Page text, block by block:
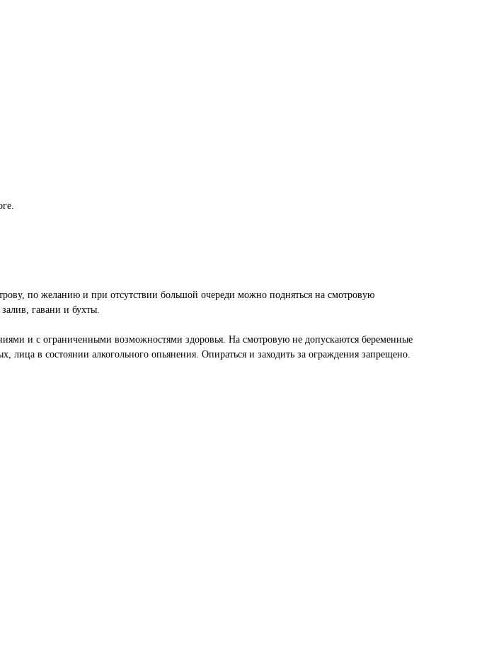
по желанию и при отсутствии большой очереди можно подняться на смотровую
гавани и бухты.
и с ограниченными возможностями здоровья. На смотровую не допускаются беременные
в состоянии алкогольного опьянения. Опираться и заходить за ограждения запрещено.